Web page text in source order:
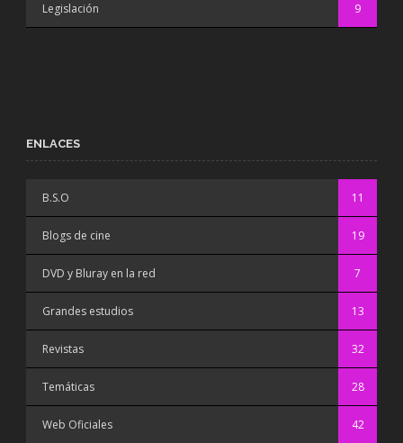
Legislación 9
ENLACES
B.S.O 11
Blogs de cine 19
DVD y Bluray en la red 7
Grandes estudios 13
Revistas 32
Temáticas 28
Web Oficiales 42